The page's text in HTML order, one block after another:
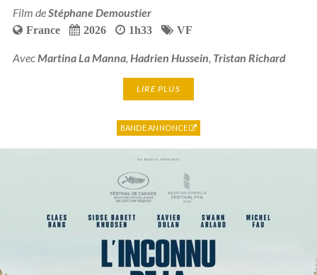
Film de Stéphane Demoustier
France 2026 1h33 VF
Avec Martina La Manna, Hadrien Hussein Tristan Richard
LIRE PLUS
BANDE ANNONCE